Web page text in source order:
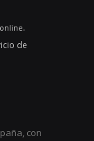
.
de
con